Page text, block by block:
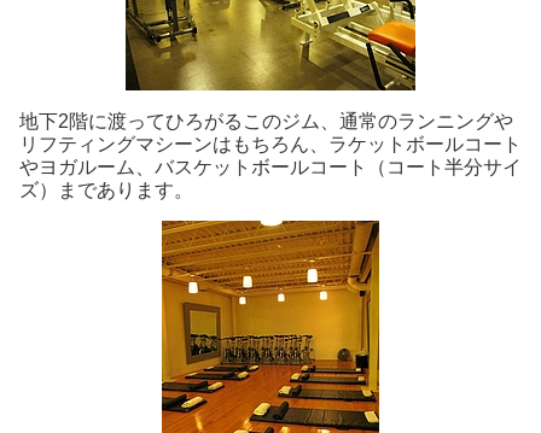
地下2階に渡ってひろがるこのジム、通常のランニングや
リフティングマシーンはもちろん、ラケットボールコート
やヨガルーム、バスケットボールコート（コート半分サイ
ズ）まであります。